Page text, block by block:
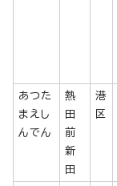
あつた
まえし
んでん
熱
田
前
新
田
港
区